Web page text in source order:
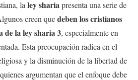
la ley shariapresenta una serie de
creen quedeben los cristianos
de la ley sharia 3, especialmente en
Esta preocupación radica en el
y la disminución de la libertad de
argumentan que el enfoque debe